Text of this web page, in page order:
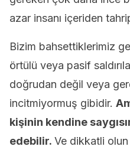
azar insanı içeriden
Bizim bahsettiklerimiz
örtülü veya pasif
doğrudan değil veya
incitmiyormuş gibidir.
kişinin kendine
edebilir. Ve dikkatli